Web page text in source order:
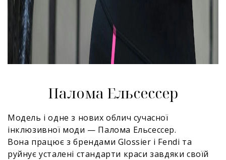
Палома Ельсессер
Модель і одне з нових облич сучасної
інклюзивної моди — Палома Ельсессер.
Вона працює з брендами Glossier і Fendi та
руйнує усталені стандарти краси завдяки своїй